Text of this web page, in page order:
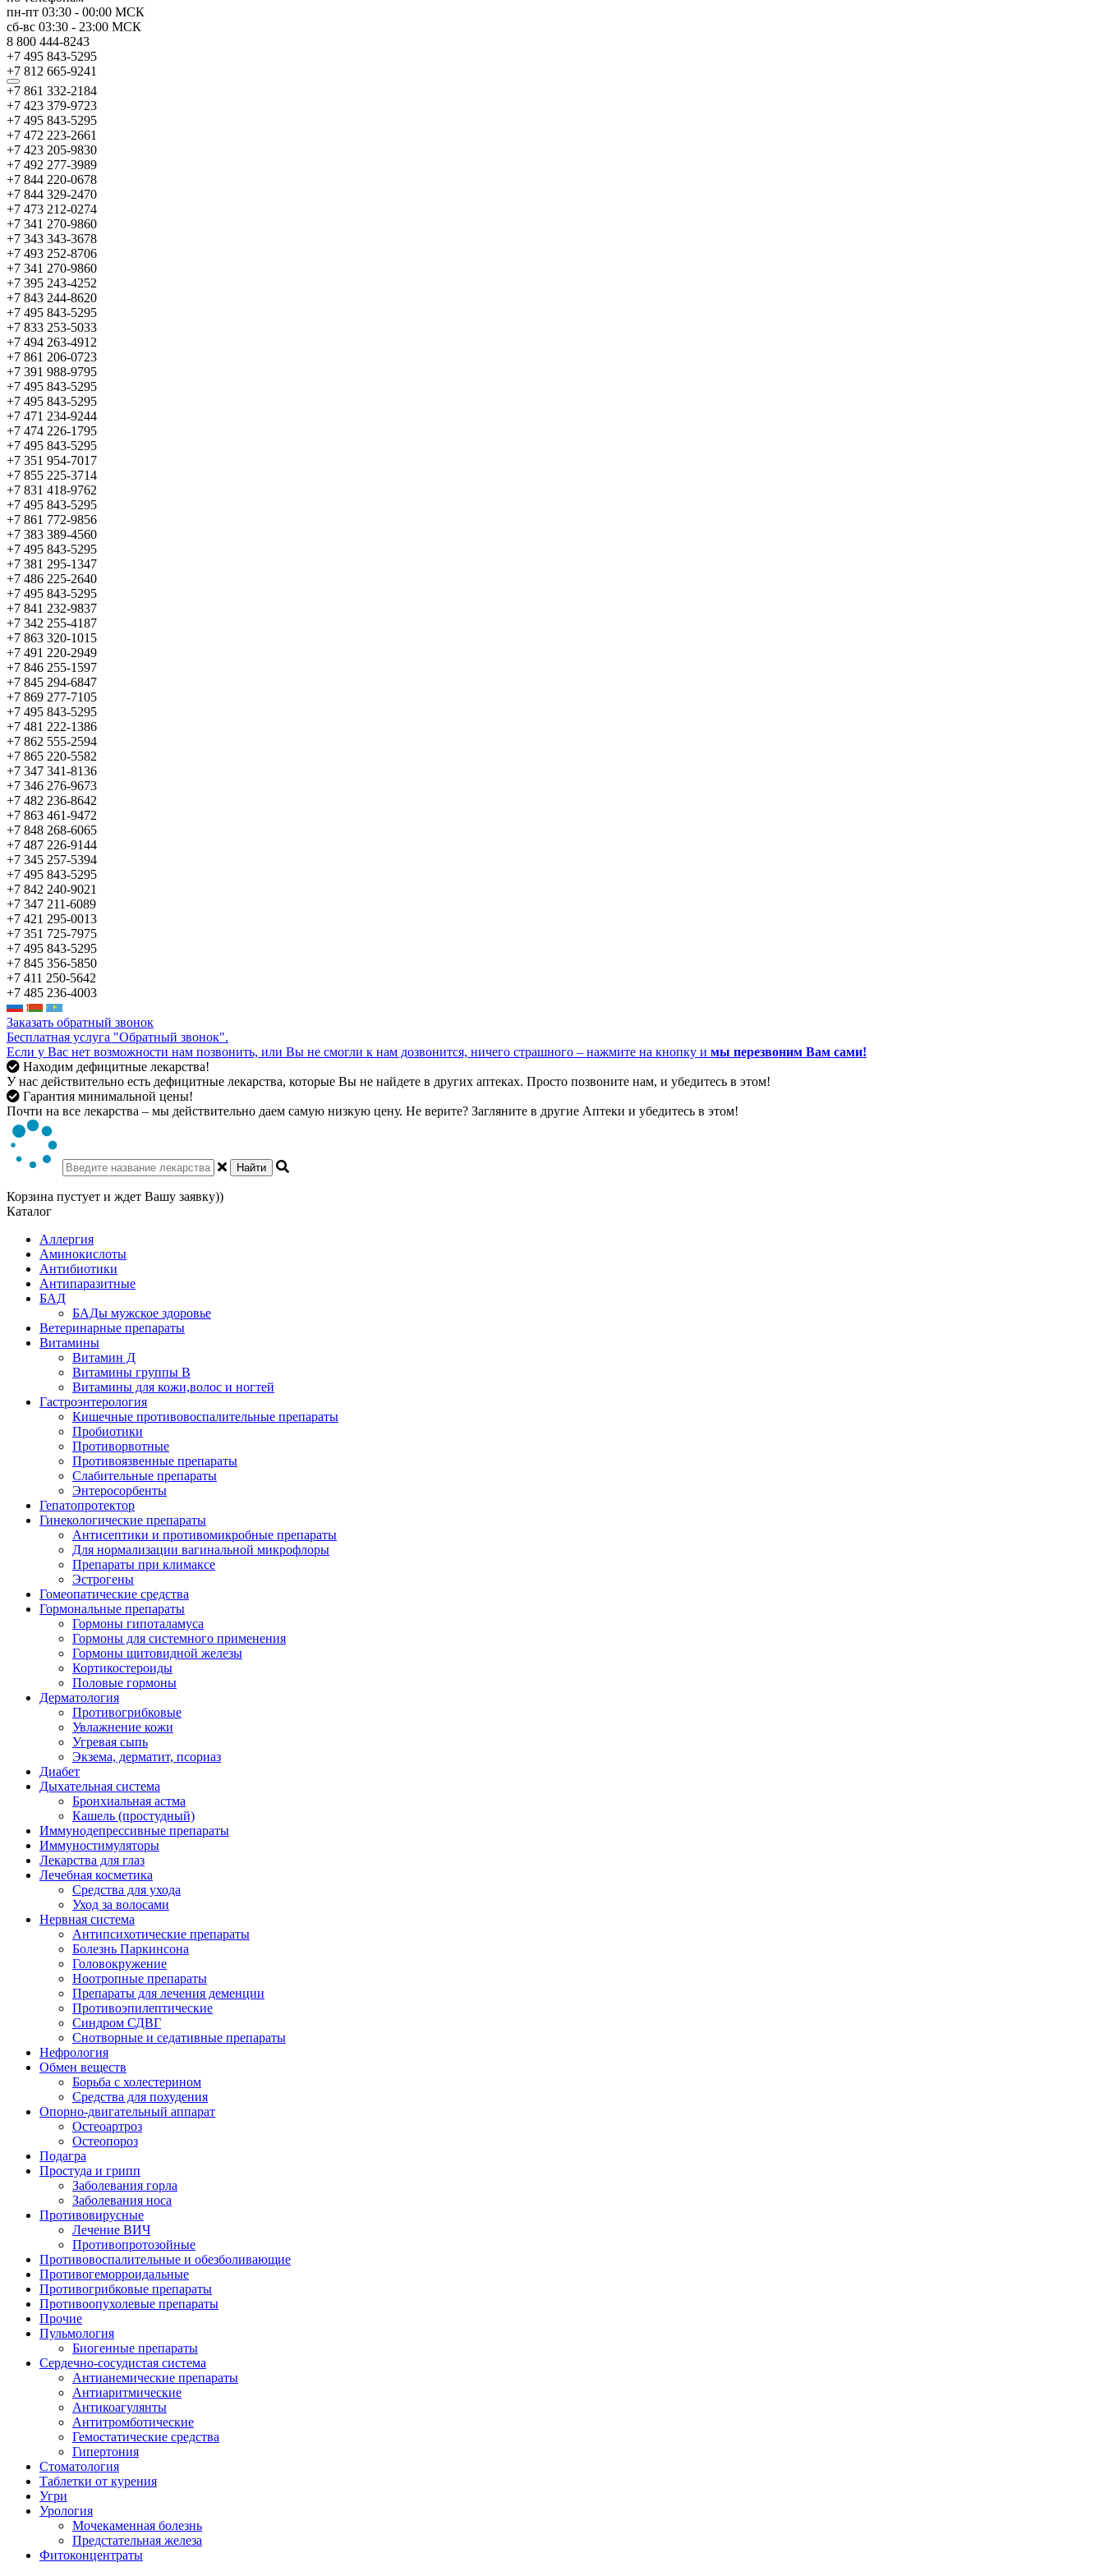
пн-пт 03:30 - 00:00 МСК
сб-вс 03:30 - 23:00 МСК
8 800 444-8243
+7 495 843-5295
+7 812 665-9241
+7 861 332-2184
+7 423 379-9723
+7 495 843-5295
+7 472 223-2661
+7 423 205-9830
+7 492 277-3989
+7 844 220-0678
+7 844 329-2470
+7 473 212-0274
+7 341 270-9860
+7 343 343-3678
+7 493 252-8706
+7 341 270-9860
+7 395 243-4252
+7 843 244-8620
+7 495 843-5295
+7 833 253-5033
+7 494 263-4912
+7 861 206-0723
+7 391 988-9795
+7 495 843-5295
+7 495 843-5295
+7 471 234-9244
+7 474 226-1795
+7 495 843-5295
+7 351 954-7017
+7 855 225-3714
+7 831 418-9762
+7 495 843-5295
+7 861 772-9856
+7 383 389-4560
+7 495 843-5295
+7 381 295-1347
+7 486 225-2640
+7 495 843-5295
+7 841 232-9837
+7 342 255-4187
+7 863 320-1015
+7 491 220-2949
+7 846 255-1597
+7 845 294-6847
+7 869 277-7105
+7 495 843-5295
+7 481 222-1386
+7 862 555-2594
+7 865 220-5582
+7 347 341-8136
+7 346 276-9673
+7 482 236-8642
+7 863 461-9472
+7 848 268-6065
+7 487 226-9144
+7 345 257-5394
+7 495 843-5295
+7 842 240-9021
+7 347 211-6089
+7 421 295-0013
+7 351 725-7975
+7 495 843-5295
+7 845 356-5850
+7 411 250-5642
+7 485 236-4003
Заказать обратный звонок
Бесплатная услуга "Обратный звонок".
Если у Вас нет возможности нам позвонить, или Вы не смогли к нам дозвонится, ничего страшного – нажмите на кнопку и мы перезвоним Вам сами!
Находим дефицитные лекарства!
У нас действительно есть дефицитные лекарства, которые Вы не найдете в других аптеках. Просто позвоните нам, и убедитесь в этом!
Гарантия минимальной цены!
Почти на все лекарства – мы действительно даем самую низкую цену. Не верите? Загляните в другие Аптеки и убедитесь в этом!
Найти
Корзина пустует и ждет Вашу заявку))
Каталог
Аллергия
Аминокислоты
Антибиотики
Антипаразитные
БАД
БАДы мужское здоровье
Ветеринарные препараты
Витамины
Витамин Д
Витамины группы В
Витамины для кожи,волос и ногтей
Гастроэнтерология
Кишечные противовоспалительные препараты
Пробиотики
Противорвотные
Противоязвенные препараты
Слабительные препараты
Энтеросорбенты
Гепатопротектор
Гинекологические препараты
Антисептики и противомикробные препараты
Для нормализации вагинальной микрофлоры
Препараты при климаксе
Эстрогены
Гомеопатические средства
Гормональные препараты
Гормоны гипоталамуса
Гормоны для системного применения
Гормоны щитовидной железы
Кортикостероиды
Половые гормоны
Дерматология
Противогрибковые
Увлажнение кожи
Угревая сыпь
Экзема, дерматит, псориаз
Диабет
Дыхательная система
Бронхиальная астма
Кашель (простудный)
Иммунодепрессивные препараты
Иммуностимуляторы
Лекарства для глаз
Лечебная косметика
Средства для ухода
Уход за волосами
Нервная система
Антипсихотические препараты
Болезнь Паркинсона
Головокружение
Ноотропные препараты
Препараты для лечения деменции
Противоэпилептические
Синдром СДВГ
Снотворные и седативные препараты
Нефрология
Обмен веществ
Борьба с холестерином
Средства для похудения
Опорно-двигательный аппарат
Остеоартроз
Остеопороз
Подагра
Простуда и грипп
Заболевания горла
Заболевания носа
Противовирусные
Лечение ВИЧ
Противопротозойные
Противовоспалительные и обезболивающие
Противогеморроидальные
Противогрибковые препараты
Противоопухолевые препараты
Прочие
Пульмология
Биогенные препараты
Сердечно-сосудистая система
Антианемические препараты
Антиаритмические
Антикоагулянты
Антитромботические
Гемостатические средства
Гипертония
Стоматология
Таблетки от курения
Угри
Урология
Мочекаменная болезнь
Предстательная железа
Фитоконцентраты